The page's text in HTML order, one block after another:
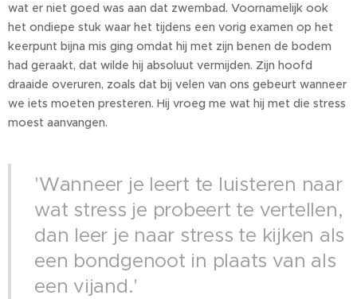
wat er niet goed was aan dat zwembad. Voornamelijk ook
het ondiepe stuk waar het tijdens een vorig examen op het
keerpunt bijna mis ging omdat hij met zijn benen de bodem
had geraakt, dat wilde hij absoluut vermijden. Zijn hoofd
draaide overuren, zoals dat bij velen van ons gebeurt wanneer
we iets moeten presteren. Hij vroeg me wat hij met die stress
moest aanvangen.
'Wanneer je leert te luisteren naar
wat stress je probeert te vertellen,
dan leer je naar stress te kijken als
een bondgenoot in plaats van als
een vijand.'